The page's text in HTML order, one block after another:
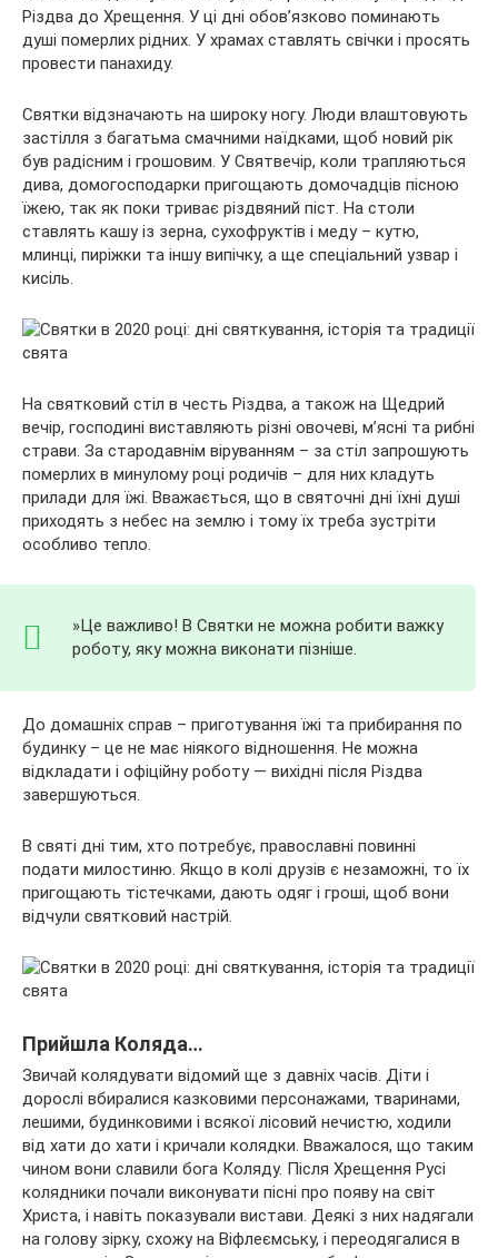
Різдва до Хрещення. У ці дні обов’язково поминають
душі померлих рідних. У храмах ставлять свічки і просять
провести панахиду.
Святки відзначають на широку ногу. Люди влаштовують
застілля з багатьма смачними наїдками, щоб новий рік
був радісним і грошовим. У Святвечір, коли трапляються
дива, домогосподарки пригощають домочадців пісною
їжею, так як поки триває різдвяний піст. На столи
ставлять кашу із зерна, сухофруктів і меду – кутю,
млинці, пиріжки та іншу випічку, а ще спеціальний узвар і
кисіль.
На святковий стіл в честь Різдва, а також на Щедрий
вечір, господині виставляють різні овочеві, м’ясні та рибні
страви. За стародавнім віруванням – за стіл запрошують
померлих в минулому році родичів – для них кладуть
прилади для їжі. Вважається, що в святочні дні їхні душі
приходять з небес на землю і тому їх треба зустріти
особливо тепло.
»Це важливо! В Святки не можна робити важку
роботу, яку можна виконати пізніше.
До домашніх справ – приготування їжі та прибирання по
будинку – це не має ніякого відношення. Не можна
відкладати і офіційну роботу — вихідні після Різдва
завершуються.
В святі дні тим, хто потребує, православні повинні
подати милостиню. Якщо в колі друзів є незаможні, то їх
пригощають тістечками, дають одяг і гроші, щоб вони
відчули святковий настрій.
Прийшла Коляда…
Звичай колядувати відомий ще з давніх часів. Діти і
дорослі вбиралися казковими персонажами, тваринами,
лешими, будинковими і всякої лісовий нечистю, ходили
від хати до хати і кричали колядки. Вважалося, що таким
чином вони славили бога Коляду. Після Хрещення Русі
колядники почали виконувати пісні про появу на світ
Христа, і навіть показували вистави. Деякі з них надягали
на голову зірку, схожу на Віфлеємську, і переодягалися в